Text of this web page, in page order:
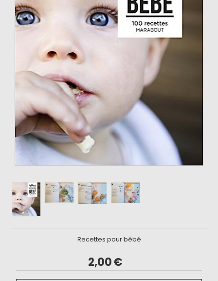
Recettes pour bébé
2,00€